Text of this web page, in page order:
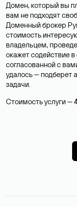
Домен, который вы
вам не подходят
Доменный брокер
стоимость
владельцем,
окажет содействие
согласованной с
удалось — подберет
задачи.
Стоимость услуги —